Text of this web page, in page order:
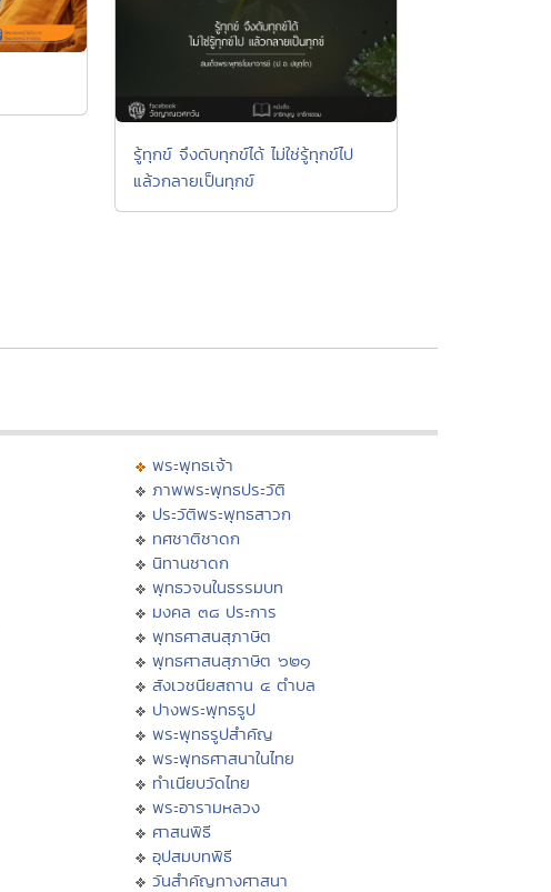
รู้ทุกข์ จึงดับทุกข์ได้ ไม่ใช่รู้ทุกข์ไป
แล้วกลายเป็นทุกข์
พระพุทธเจ้า
ภาพพระพุทธประวัติ
ประวัติพระพุทธสาวก
ทศชาติชาดก
นิทานชาดก
พุทธวจนในธรรมบท
มงคล ๓๘ ประการ
พุทธศาสนสุภาษิต
พุทธศาสนสุภาษิต ๖๒๑
สังเวชนียสถาน ๔ ตำบล
ปางพระพุทธรูป
พระพุทธรูปสำคัญ
พระพุทธศาสนาในไทย
ทำเนียบวัดไทย
พระอารามหลวง
ศาสนพิธี
อุปสมบทพิธี
วันสำคัญทางศาสนา